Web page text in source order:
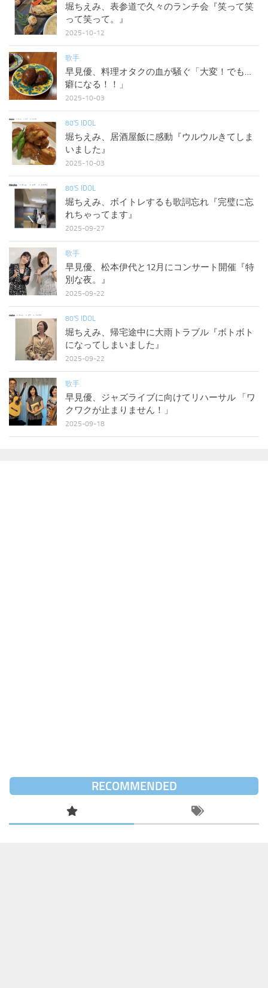
堀ちえみ、表参道で久々のランチ会『笑って笑
って笑って。』
2025-10-12
歌手
早見優、料理オタクの血が騒ぐ「大変！でも…
癖になる！！」
2025-10-03
80'S IDOL
堀ちえみ、居酒屋飯に感動『ウルウルきてしま
いました』
2025-10-03
80'S IDOL
堀ちえみ、ボイトレするも歌詞忘れ『完璧に忘
れちゃってます』
2025-09-27
歌手
早見優、松本伊代と12月にコンサート開催『特
別な夜。』
2025-09-22
80'S IDOL
堀ちえみ、帰宅途中に大雨トラブル『ボトボト
になってしまいました』
2025-09-22
歌手
早見優、ジャズライブに向けてリハーサル 「ワ
クワクが止まりません！」
2025-09-18
RECOMMENDED